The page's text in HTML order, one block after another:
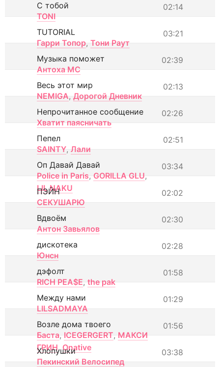
02:14
С тобой
TONI
03:21
TUTORIAL
Гарри Топор, Тони Раут
02:39
Музыка поможет
Антоха МС
02:13
Весь этот мир
NEMIGA, Дорогой Дневник
02:26
Непрочитанное сообщение
Хватит паясничать
02:51
Пепел
SAINTY, Лали
03:34
Оп Давай Давай
Police in Paris, GORILLA GLU,
LIL NAKU
02:02
ПЭЙН
СЕКУШАРЮ
02:30
Вдвоём
Антон Завьялов
02:28
дискотека
Юнсн
01:58
дэфолт
RICH PEA$E, the pak
01:29
Между нами
LILSADMAYA
01:56
Возле дома твоего
Баста, ICEGERGERT, МАКСИ
ГРИН, Onative 03:38
Хлопушки
Пекинский Велосипед